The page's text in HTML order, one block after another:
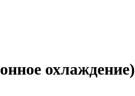
охлаждение)